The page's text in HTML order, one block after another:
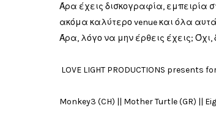
Άρα έχεις δισκογραφία, εμπειρία
ακόμα καλύτερο venue και όλα
Άρα, λόγο να μην έρθεις έχεις; Όχι,
LOVE LIGHT PRODUCTIONS presents
Monkey3 (CH) || Mother Turtle (GR) ||